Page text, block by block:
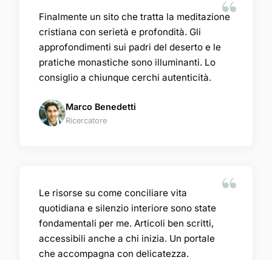
Finalmente un sito che tratta la meditazione
cristiana con serietà e profondità. Gli
approfondimenti sui padri del deserto e le
pratiche monastiche sono illuminanti. Lo
consiglio a chiunque cerchi autenticità.
Marco Benedetti
Ricercatore
Le risorse su come conciliare vita
quotidiana e silenzio interiore sono state
fondamentali per me. Articoli ben scritti,
accessibili anche a chi inizia. Un portale
che accompagna con delicatezza.